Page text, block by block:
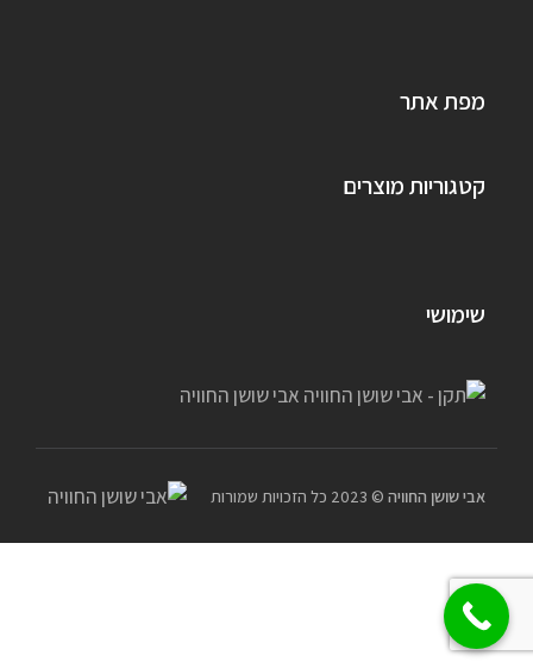
מפת אתר
קטגוריות מוצרים
שימושי
אבי שושן החוויה © 2023 כל הזכויות שמורות